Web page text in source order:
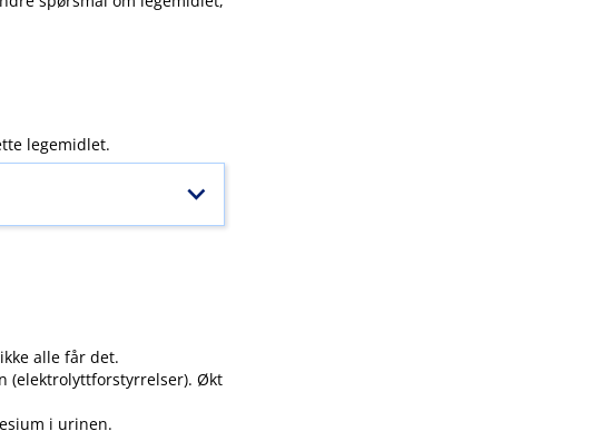
legemidlet.
alle får det.
(elektrolyttforstyrrelser). Økt
i urinen.